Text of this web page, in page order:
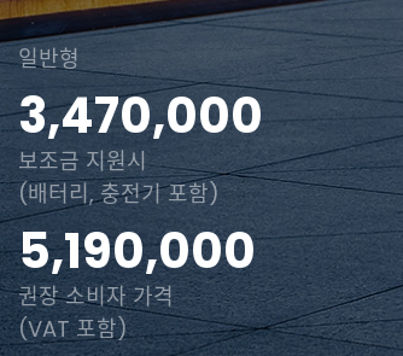
일반형
3,470,000
보조금 지원시
(배터리, 충전기 포함)
5,190,000
권장 소비자 가격
(VAT 포함)